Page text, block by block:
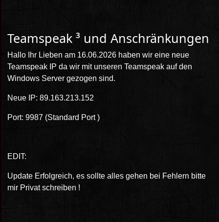
Teamspeak ³ und Anschränkungen
Hallo Ihr Lieben am 16.06.2026 haben wir eine neue
Teamspeak IP da wir mit unseren Teamspeak auf den
Windows Server gezogen sind.
Neue IP: 89.163.213.152
Port: 9987 (Standard Port )
EDIT:
Update Erfolgreich, es sollte alles gehen bei Fehlern bitte
mir Privat schreiben !